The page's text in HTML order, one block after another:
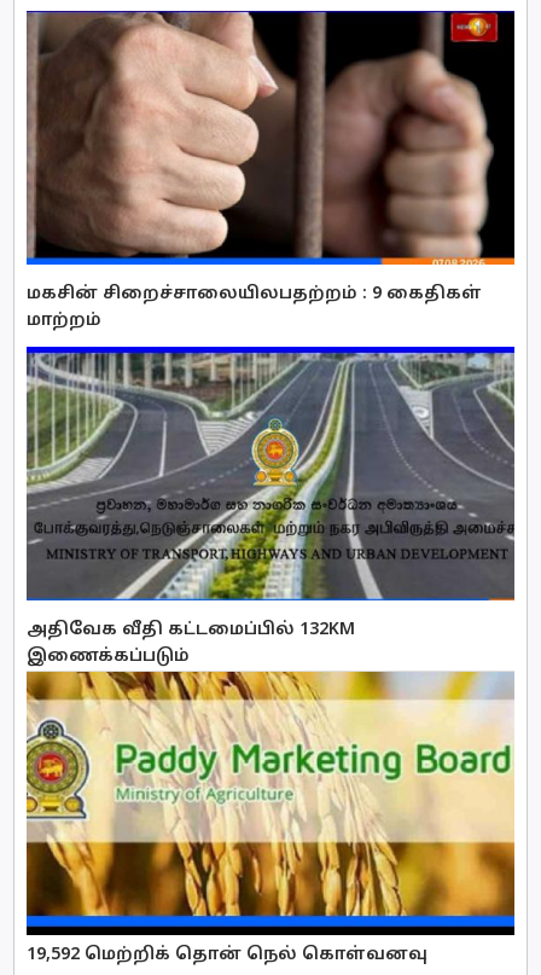
மகசின் சிறைச்சாலையிலபதற்றம் : 9 கைதிகள்
மாற்றம்
அதிவேக வீதி கட்டமைப்பில் 132KM
இணைக்கப்படும்
19,592 மெற்றிக் தொன் நெல் கொள்வனவு